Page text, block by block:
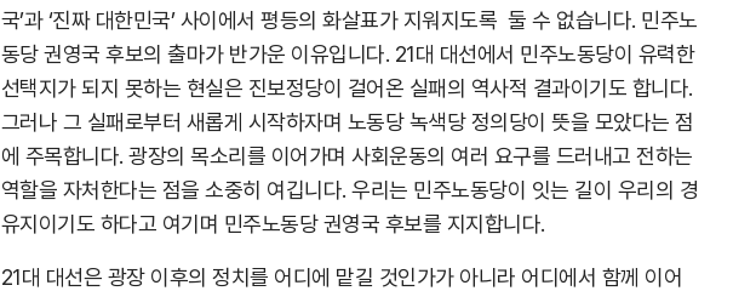
국’과 ‘진짜 대한민국’ 사이에서 평등의 화살표가 지워지도록 둘 수 없습니다. 민주노
동당 권영국 후보의 출마가 반가운 이유입니다. 21대 대선에서 민주노동당이 유력한
선택지가 되지 못하는 현실은 진보정당이 걸어온 실패의 역사적 결과이기도 합니다.
그러나 그 실패로부터 새롭게 시작하자며 노동당 녹색당 정의당이 뜻을 모았다는 점
에 주목합니다. 광장의 목소리를 이어가며 사회운동의 여러 요구를 드러내고 전하는
역할을 자처한다는 점을 소중히 여깁니다. 우리는 민주노동당이 잇는 길이 우리의 경
유지이기도 하다고 여기며 민주노동당 권영국 후보를 지지합니다.
21대 대선은 광장 이후의 정치를 어디에 맡길 것인가가 아니라 어디에서 함께 이어